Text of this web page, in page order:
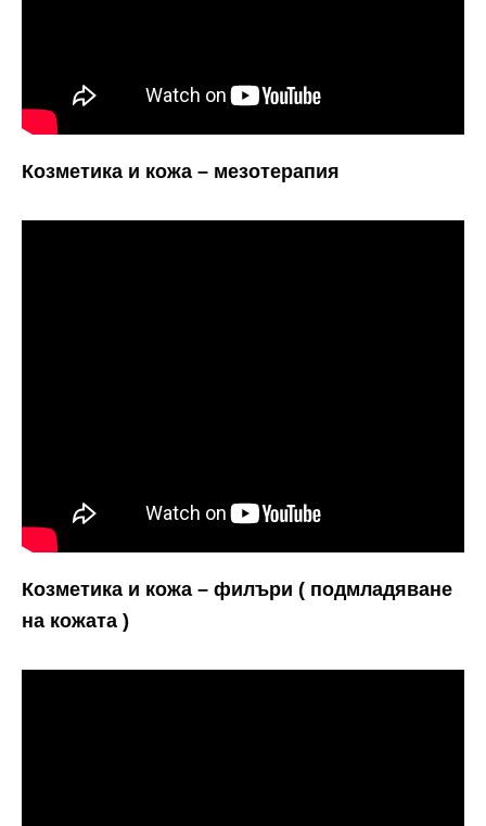
Козметика и кожа – мезотерапия
Козметика и кожа – филъри ( подмладяване
на кожата )